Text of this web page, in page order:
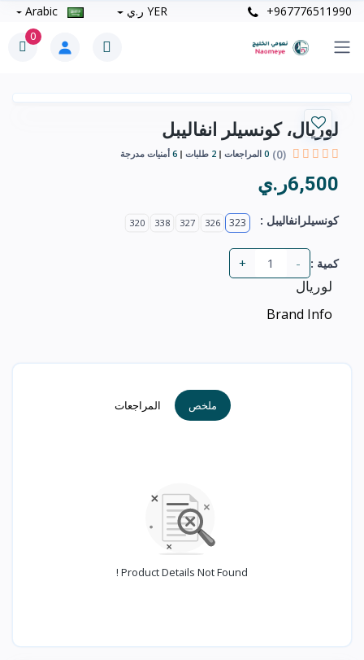
+967776511990 YER ر.ي
0
لوريال، كونسيلر انفاليبل
(0)
0 المراجعات 2 طلبات 6 أمنيات مدرجة
6,500ر.ي
كونسيلرانفاليبل : 323
326
327
338
320
كمية : -
+
لوريال
Brand Info
ملخص المراجعات
Product Details Not Found !